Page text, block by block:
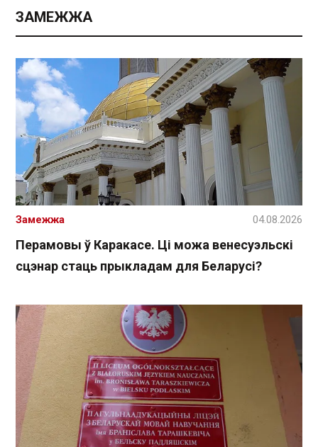
ЗАМЕЖЖА
Перамовы ў Каракасе. Ці можа венесуэльскі
сцэнар стаць прыкладам для Беларусі?
Замежжа 04.08.2026